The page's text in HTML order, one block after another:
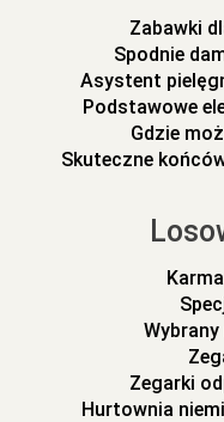
Zabawki
Spodnie
Asystent
Podstawowe
Gdzie
Skuteczne
Zegarki
Hurtownia